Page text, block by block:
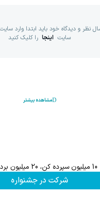
نظر و دیدگاه خود باید ابتدا وارد
سایت اینجا را کلیک کنید
مشاهده بیشتر
سرمایه‌اتو توی مدت کم